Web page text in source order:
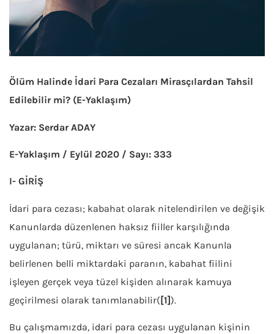
Ölüm Halinde İdari Para Cezaları Mirasçılardan Tahsil
Edilebilir mi? (E-Yaklaşım)
Yazar: Serdar ADAY
E-Yaklaşım / Eylül 2020 / Sayı: 333
I- GİRİŞ
İdari para cezası; kabahat olarak nitelendirilen ve değişik
Kanunlarda düzenlenen haksız fiiller karşılığında
uygulanan; türü, miktarı ve süresi ancak Kanunla
belirlenen belli miktardaki paranın, kabahat fiilini
işleyen gerçek veya tüzel kişiden alınarak kamuya
geçirilmesi olarak tanımlanabilir([1]).
Bu çalışmamızda, idari para cezası uygulanan kişinin